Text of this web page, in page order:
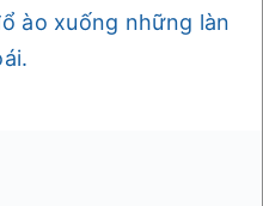
ào xuống những làn